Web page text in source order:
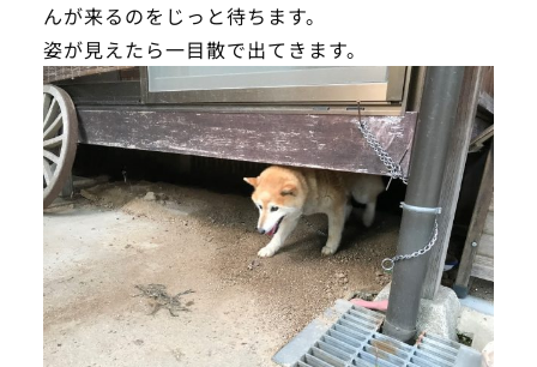
んが来るのをじっと待ちます。
姿が見えたら一目散で出てきます。